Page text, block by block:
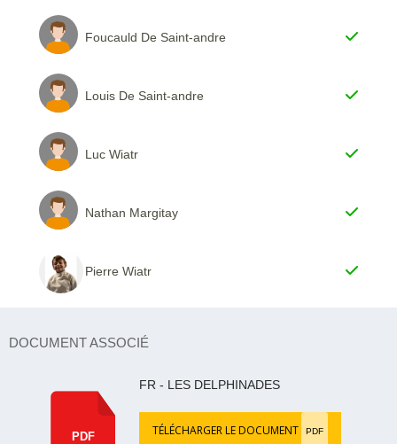
Foucauld De Saint-andre
Louis De Saint-andre
Luc Wiatr
Nathan Margitay
Pierre Wiatr
DOCUMENT ASSOCIÉ
PDF
FR - LES DELPHINADES
TÉLÉCHARGER LE DOCUMENT PDF